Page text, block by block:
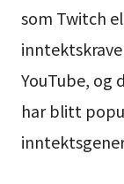
som Twitch
YouTube, og
har blitt